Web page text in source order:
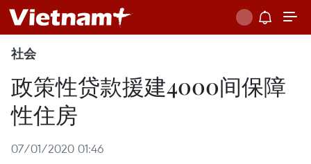
社会
政策性贷款援建4000间保障
性住房
07/01/2020 01:46